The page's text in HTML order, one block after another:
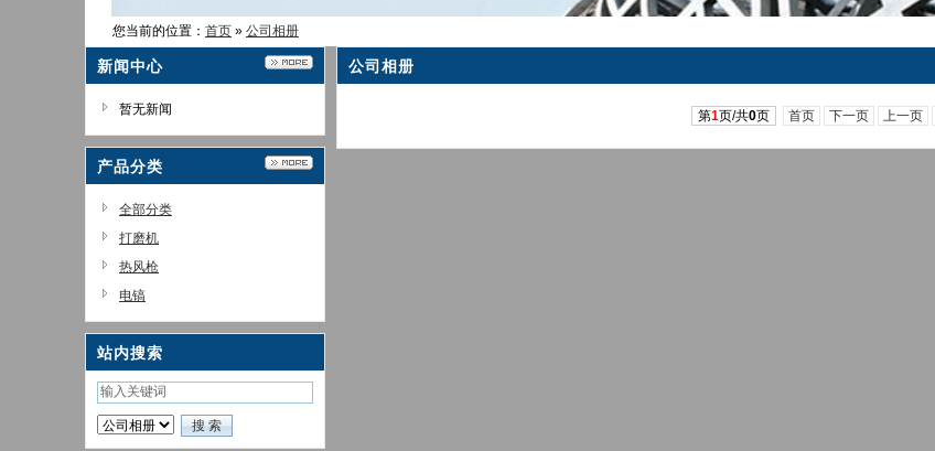
您当前的位置： 首页 » 公司相册
新闻中心
暂无新闻
产品分类
全部分类
打磨机
热风枪
电镐
站内搜索
公司相册
第1页/共0页 首页 下一页 上一页